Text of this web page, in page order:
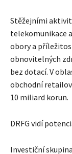
Stěžejními
telekomunikace
obory a
obnovitelných
bez dotací. V
obchodní
10 miliard korun.
DRFG vidí
Investiční